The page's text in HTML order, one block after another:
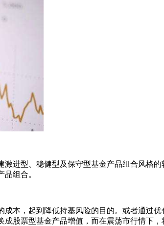
型、稳健型及保守型基金产品组合风格
组合。
，起到降低持基风险的目的。或者通过
股票型基金产品增值，而在震荡市行情下